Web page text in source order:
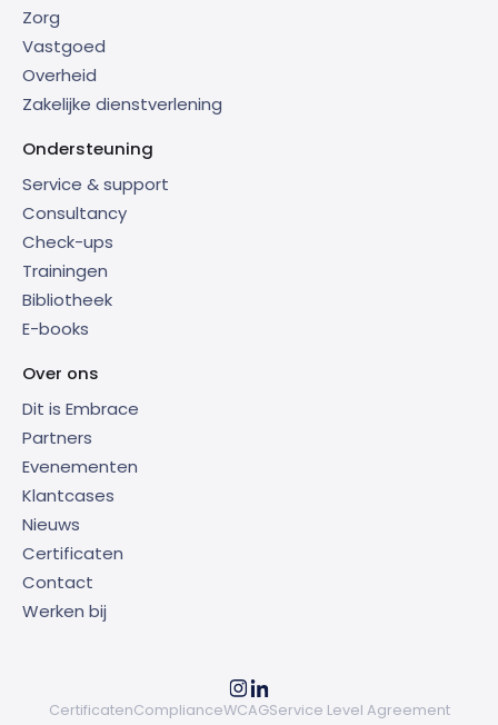
Zorg
Vastgoed
Overheid
Zakelijke dienstverlening
Ondersteuning
Service & support
Consultancy
Check-ups
Trainingen
Bibliotheek
E-books
Over ons
Dit is Embrace
Partners
Evenementen
Klantcases
Nieuws
Certificaten
Contact
Werken bij
CertificatenComplianceWCAGService Level Agreement